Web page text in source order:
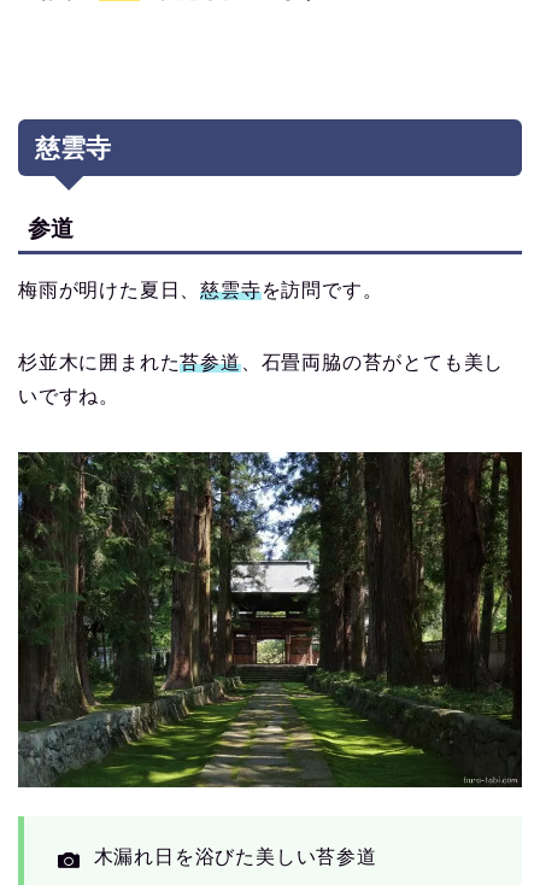
慈雲寺
参道
梅雨が明けた夏日、慈雲寺を訪問です。
杉並木に囲まれた苔参道、石畳両脇の苔がとても美し
いですね。
木漏れ日を浴びた美しい苔参道